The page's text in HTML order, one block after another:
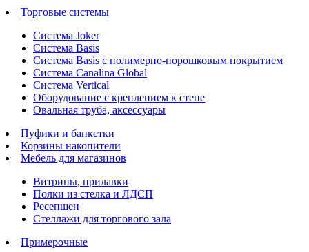
Торговые системы
Система Joker
Система Basis
Система Basis с полимерно-порошковым покрытием
Система Canalina Global
Система Vertical
Оборудование с креплением к стене
Овальная труба, аксессуары
Пуфики и банкетки
Корзины накопители
Мебель для магазинов
Витрины, прилавки
Полки из стелка и ЛДСП
Ресепшен
Стеллажи для торгового зала
Примерочные